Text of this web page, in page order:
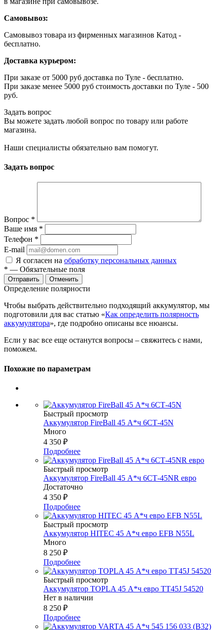
Самовывоз:
Самовывоз товара из фирменных магазинов Катод -
бесплатно.
Доставка курьером:
При заказе от 5000 руб доставка по Туле - бесплатно.
При заказе менее 5000 руб стоимость доставки по Туле - 500
руб.
Задать вопрос
Вы можете задать любой вопрос по товару или работе
магазина.
Наши специалисты обязательно вам помогут.
Задать вопрос
Вопрос *
Ваше имя *
Телефон *
E-mail
Я согласен на обработку персональных данных
* — Обязательные поля
Отменить
Определение полярности
Чтобы выбрать действительно подходящий аккумулятор, мы
подготовили для вас статью «Как определить полярность
аккумулятора», где подробно описаны все нюансы.
Если у вас все еще останутся вопросы – свяжитесь с нами,
поможем.
Похожие по параметрам
Быстрый просмотр
Аккумулятор FireBall 45 А*ч 6СТ-45N
Много
4 350 ₽
Подробнее
Быстрый просмотр
Аккумулятор FireBall 45 А*ч 6СТ-45NR евро
Достаточно
4 350 ₽
Подробнее
Быстрый просмотр
Аккумулятор HITEC 45 А*ч евро EFB N55L
Много
8 250 ₽
Подробнее
Быстрый просмотр
Аккумулятор TOPLA 45 А*ч евро TT45J 54520
Нет в наличии
8 250 ₽
Подробнее